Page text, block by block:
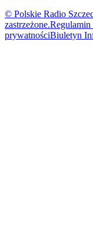
© Polskie Radio
zastrzeżone.Regulamin
prywatnościBiuletyn